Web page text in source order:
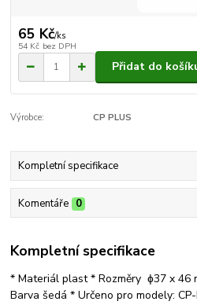
65 Kč/ks
54 Kč bez DPH
Přidat do
Výrobce: CP PLUS
Kompletní specifikace
Komentáře 0
Kompletní specifikace
* Materiál plast * Rozměry ɸ37 x 46
Barva šedá * Určeno pro modely: